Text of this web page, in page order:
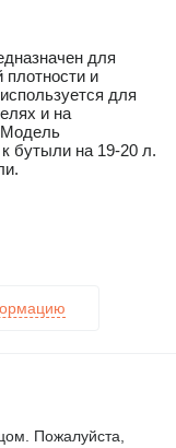
для
плотности и
для
и на
Модель
бутыли на 19-20 л.
Пожалуйста,